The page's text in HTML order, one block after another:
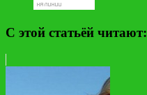
С этой статьёй читают: